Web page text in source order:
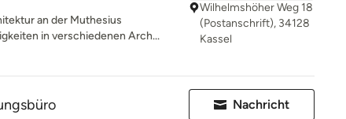
an der Muthesius
in verschiedenen Arch...
Wilhelmshöher Weg 18
(Postanschrift), 34128
Kassel
Nachricht